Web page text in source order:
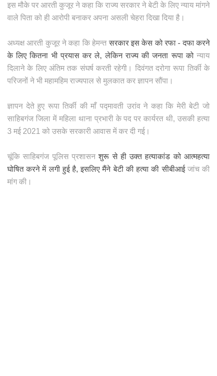
इस मौके पर आरती कुजूर ने कहा कि राज्य सरकार ने बेटी के लिए न्याय मांगने
वाले पिता को ही आरोपी बनाकर अपना असली चेहरा दिखा दिया है।
अध्यक्ष आरती कुजूर ने कहा कि हेमन्त सरकार इस केस को रफा - दफा करने
के लिए कितना भी प्रयास कर ले, लेकिन राज्य की जनता रूपा कोन्याय
दिलाने के लिए अंतिम तक संघर्ष करती रहेगी। दिवंगत दरोगा रूपा तिर्की के
परिजनों ने भी महामहिम राज्यपाल से मुलकात कर ज्ञापन सौंपा।
ज्ञापन देते हुए रूपा तिर्की की माँ पद्मावती उरांव ने कहा कि मेरी बेटी जो
साहिबगंज जिला में महिला थाना प्रभारी के पद पर कार्यरत थी, उसकी हत्या
3 मई 2021 को उसके सरकारी आवास में कर दी गई।
चूंकि साहिबगंज पूलिस प्रशासनशुरू से ही उक्त हत्याकांड को आत्महत्या
घोषित करने में लगी हुई है, इसलिए मैंने बेटी की हत्या की सीबीआई जांच की
मांग की।